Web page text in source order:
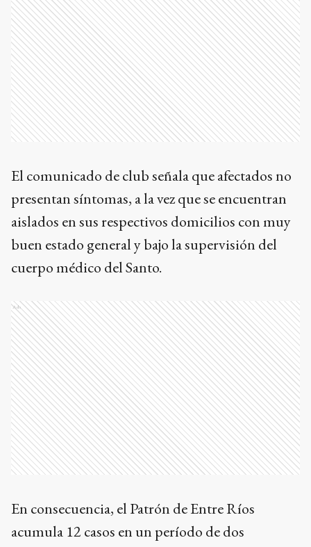
El comunicado de club señala que afectados no
presentan síntomas, a la vez que se encuentran
aislados en sus respectivos domicilios con muy
buen estado general y bajo la supervisión del
cuerpo médico del Santo.
Ads
En consecuencia, el Patrón de Entre Ríos
acumula 12 casos en un período de dos